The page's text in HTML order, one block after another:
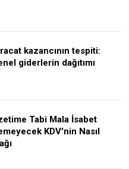
kazancının tespiti:
giderlerin dağıtımı
Tabi Mala İsabet
KDV'nin Nasıl